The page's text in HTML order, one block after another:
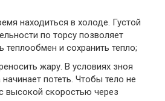
находиться в холоде. Густой
по торсу позволяет
теплообмен и сохранить тепло;
жару. В условиях зноя
потеть. Чтобы тело не
высокой скоростью через